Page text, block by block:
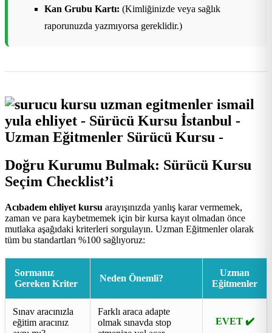
Kan Grubu Kartı: (Kimliğinizde veya sağlık
raporunuzda yazmıyorsa gereklidir.)
Doğru Kurumu Bulmak: Sürücü Kursu
Seçim Checklist’i
Acıbadem ehliyet kursu arayışınızda yanlış karar vermemek,
zaman ve para kaybetmemek için bir kursa kayıt olmadan önce
mutlaka aşağıdaki kriterleri sorgulayın. Uzman Eğitmenler olarak
tüm bu standartları %100 sağlıyoruz:
Sormanız
Gereken Kriter
Neden Önemli?
Uzman
Eğitmenler
Sınav aracınızla
eğitim aracınız
Farklı araca adapte
olmak sınavda stop
EVET ✔️